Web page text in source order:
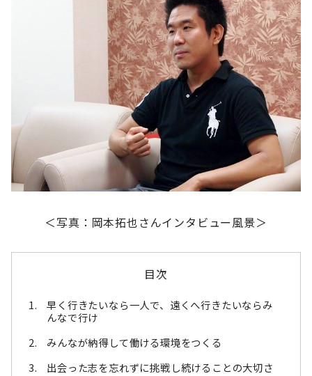
＜写真：岡本拓也さんインタビュー風景＞
目次
早く行きたいなら一人で、遠くへ行きたいならみ
んなで行け
みんなが納得して働ける環境をつくる
出会った志を忘れずに挑戦し続けることの大切さ